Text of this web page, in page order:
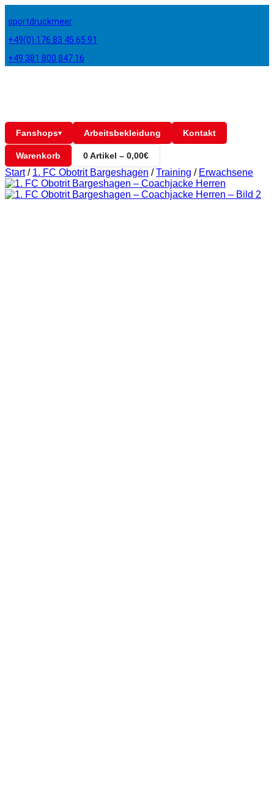
sportdruckmeer
+49(0) 176 83 45 65 91
+49 381 800 847 16
Fanshops▾ Arbeitsbekleidung Kontakt
Warenkorb 0 Artikel – 0,00€
Start / 1. FC Obotrit Bargeshagen / Training / Erwachsene